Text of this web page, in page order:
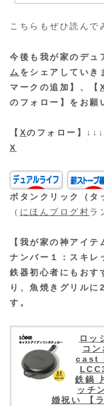
こちらもぜひ読んで
今後も我が家のデュ
ム をシェアしていき
マークの追加】、【
のフォロー】をお願
【 Xのフォロー】↓↓↓
X
ボタンクリック（タ
（ にほんブログ村ラ
【我が家の神アイ
ナンバー１：スキレ
鉄器初心者にもおす
り、魚焼きグリル
す。
ロッ
コ
cast
鉄鍋
ッチ
婚祝い 【